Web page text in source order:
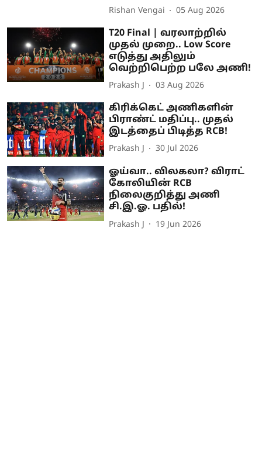
Rishan Vengai 05 Aug 2026
T20 Final | வரலாற்றில்
முதல் முறை.. Low Score
எடுத்து அதிலும்
வெற்றிபெற்ற பலே அணி!
Prakash J 03 Aug 2026
கிரிக்கெட் அணிகளின்
பிராண்ட் மதிப்பு.. முதல்
இடத்தைப் பிடித்த RCB!
Prakash J 30 Jul 2026
ஓய்வா.. விலகலா? விராட்
கோலியின் RCB
நிலைகுறித்து அணி
சி.இ.ஓ. பதில்!
Prakash J 19 Jun 2026